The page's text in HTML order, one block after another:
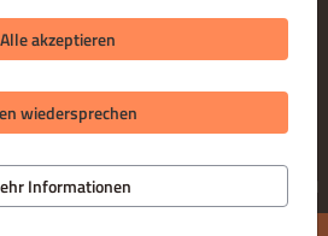
für Gastronomie bereitgestellt von
Alle akzeptieren
wiedersprechen
Informationen